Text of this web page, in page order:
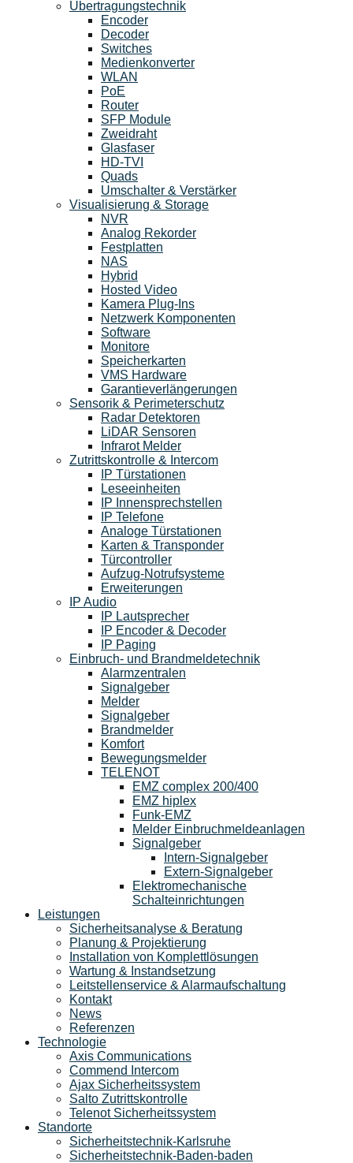
Übertragungstechnik
Encoder
Decoder
Switches
Medienkonverter
WLAN
PoE
Router
SFP Module
Zweidraht
Glasfaser
HD-TVI
Quads
Umschalter & Verstärker
Visualisierung & Storage
NVR
Analog Rekorder
Festplatten
NAS
Hybrid
Hosted Video
Kamera Plug-Ins
Netzwerk Komponenten
Software
Monitore
Speicherkarten
VMS Hardware
Garantieverlängerungen
Sensorik & Perimeterschutz
Radar Detektoren
LiDAR Sensoren
Infrarot Melder
Zutrittskontrolle & Intercom
IP Türstationen
Leseeinheiten
IP Innensprechstellen
IP Telefone
Analoge Türstationen
Karten & Transponder
Türcontroller
Aufzug-Notrufsysteme
Erweiterungen
IP Audio
IP Lautsprecher
IP Encoder & Decoder
IP Paging
Einbruch- und Brandmeldetechnik
Alarmzentralen
Signalgeber
Melder
Signalgeber
Brandmelder
Komfort
Bewegungsmelder
TELENOT
EMZ complex 200/400
EMZ hiplex
Funk-EMZ
Melder Einbruchmeldeanlagen
Signalgeber
Intern-Signalgeber
Extern-Signalgeber
Elektromechanische
Schalteinrichtungen
Leistungen
Sicherheitsanalyse & Beratung
Planung & Projektierung​
Installation von Komplettlösungen
Wartung & Instandsetzung
Leitstellenservice & Alarmaufschaltung
Kontakt
News
Referenzen
Technologie
Axis Communications
Commend Intercom
Ajax Sicherheitssystem​
Salto Zutrittskontrolle
Telenot Sicherheitssystem
Standorte
Sicherheitstechnik-Karlsruhe
Sicherheitstechnik-Baden-baden